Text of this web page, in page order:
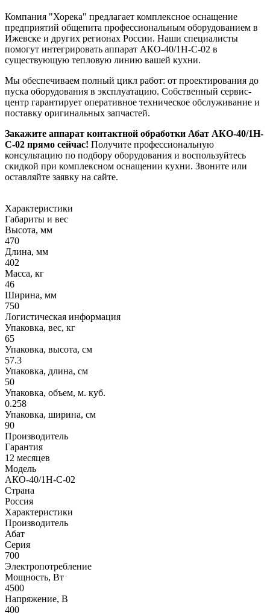
Компания "Хорека" предлагает комплексное оснащение
предприятий общепита профессиональным оборудованием в
Ижевске и других регионах России. Наши специалисты
помогут интегрировать аппарат АКО-40/1Н-С-02 в
существующую тепловую линию вашей кухни.
Мы обеспечиваем полный цикл работ: от проектирования до
пуска оборудования в эксплуатацию. Собственный сервис-
центр гарантирует оперативное техническое обслуживание и
поставку оригинальных запчастей.
Закажите аппарат контактной обработки Абат АКО-40/1Н-
С-02 прямо сейчас! Получите профессиональную
консультацию по подбору оборудования и воспользуйтесь
скидкой при комплексном оснащении кухни. Звоните или
оставляйте заявку на сайте.
Характеристики
Габариты и вес
Высота, мм
470
Длина, мм
402
Масса, кг
46
Ширина, мм
750
Логистическая информация
Упаковка, вес, кг
65
Упаковка, высота, см
57.3
Упаковка, длина, см
50
Упаковка, объем, м. куб.
0.258
Упаковка, ширина, см
90
Производитель
Гарантия
12 месяцев
Модель
АКО-40/1Н-С-02
Страна
Россия
Характеристики
Производитель
Абат
Серия
700
Электропотребление
Мощность, Вт
4500
Напряжение, В
400